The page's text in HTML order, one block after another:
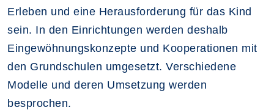
Erleben und eine Herausforderung für das Kind
sein. In den Einrichtungen werden deshalb
Eingewöhnungskonzepte und Kooperationen mit
den Grundschulen umgesetzt. Verschiedene
Modelle und deren Umsetzung werden
besprochen.